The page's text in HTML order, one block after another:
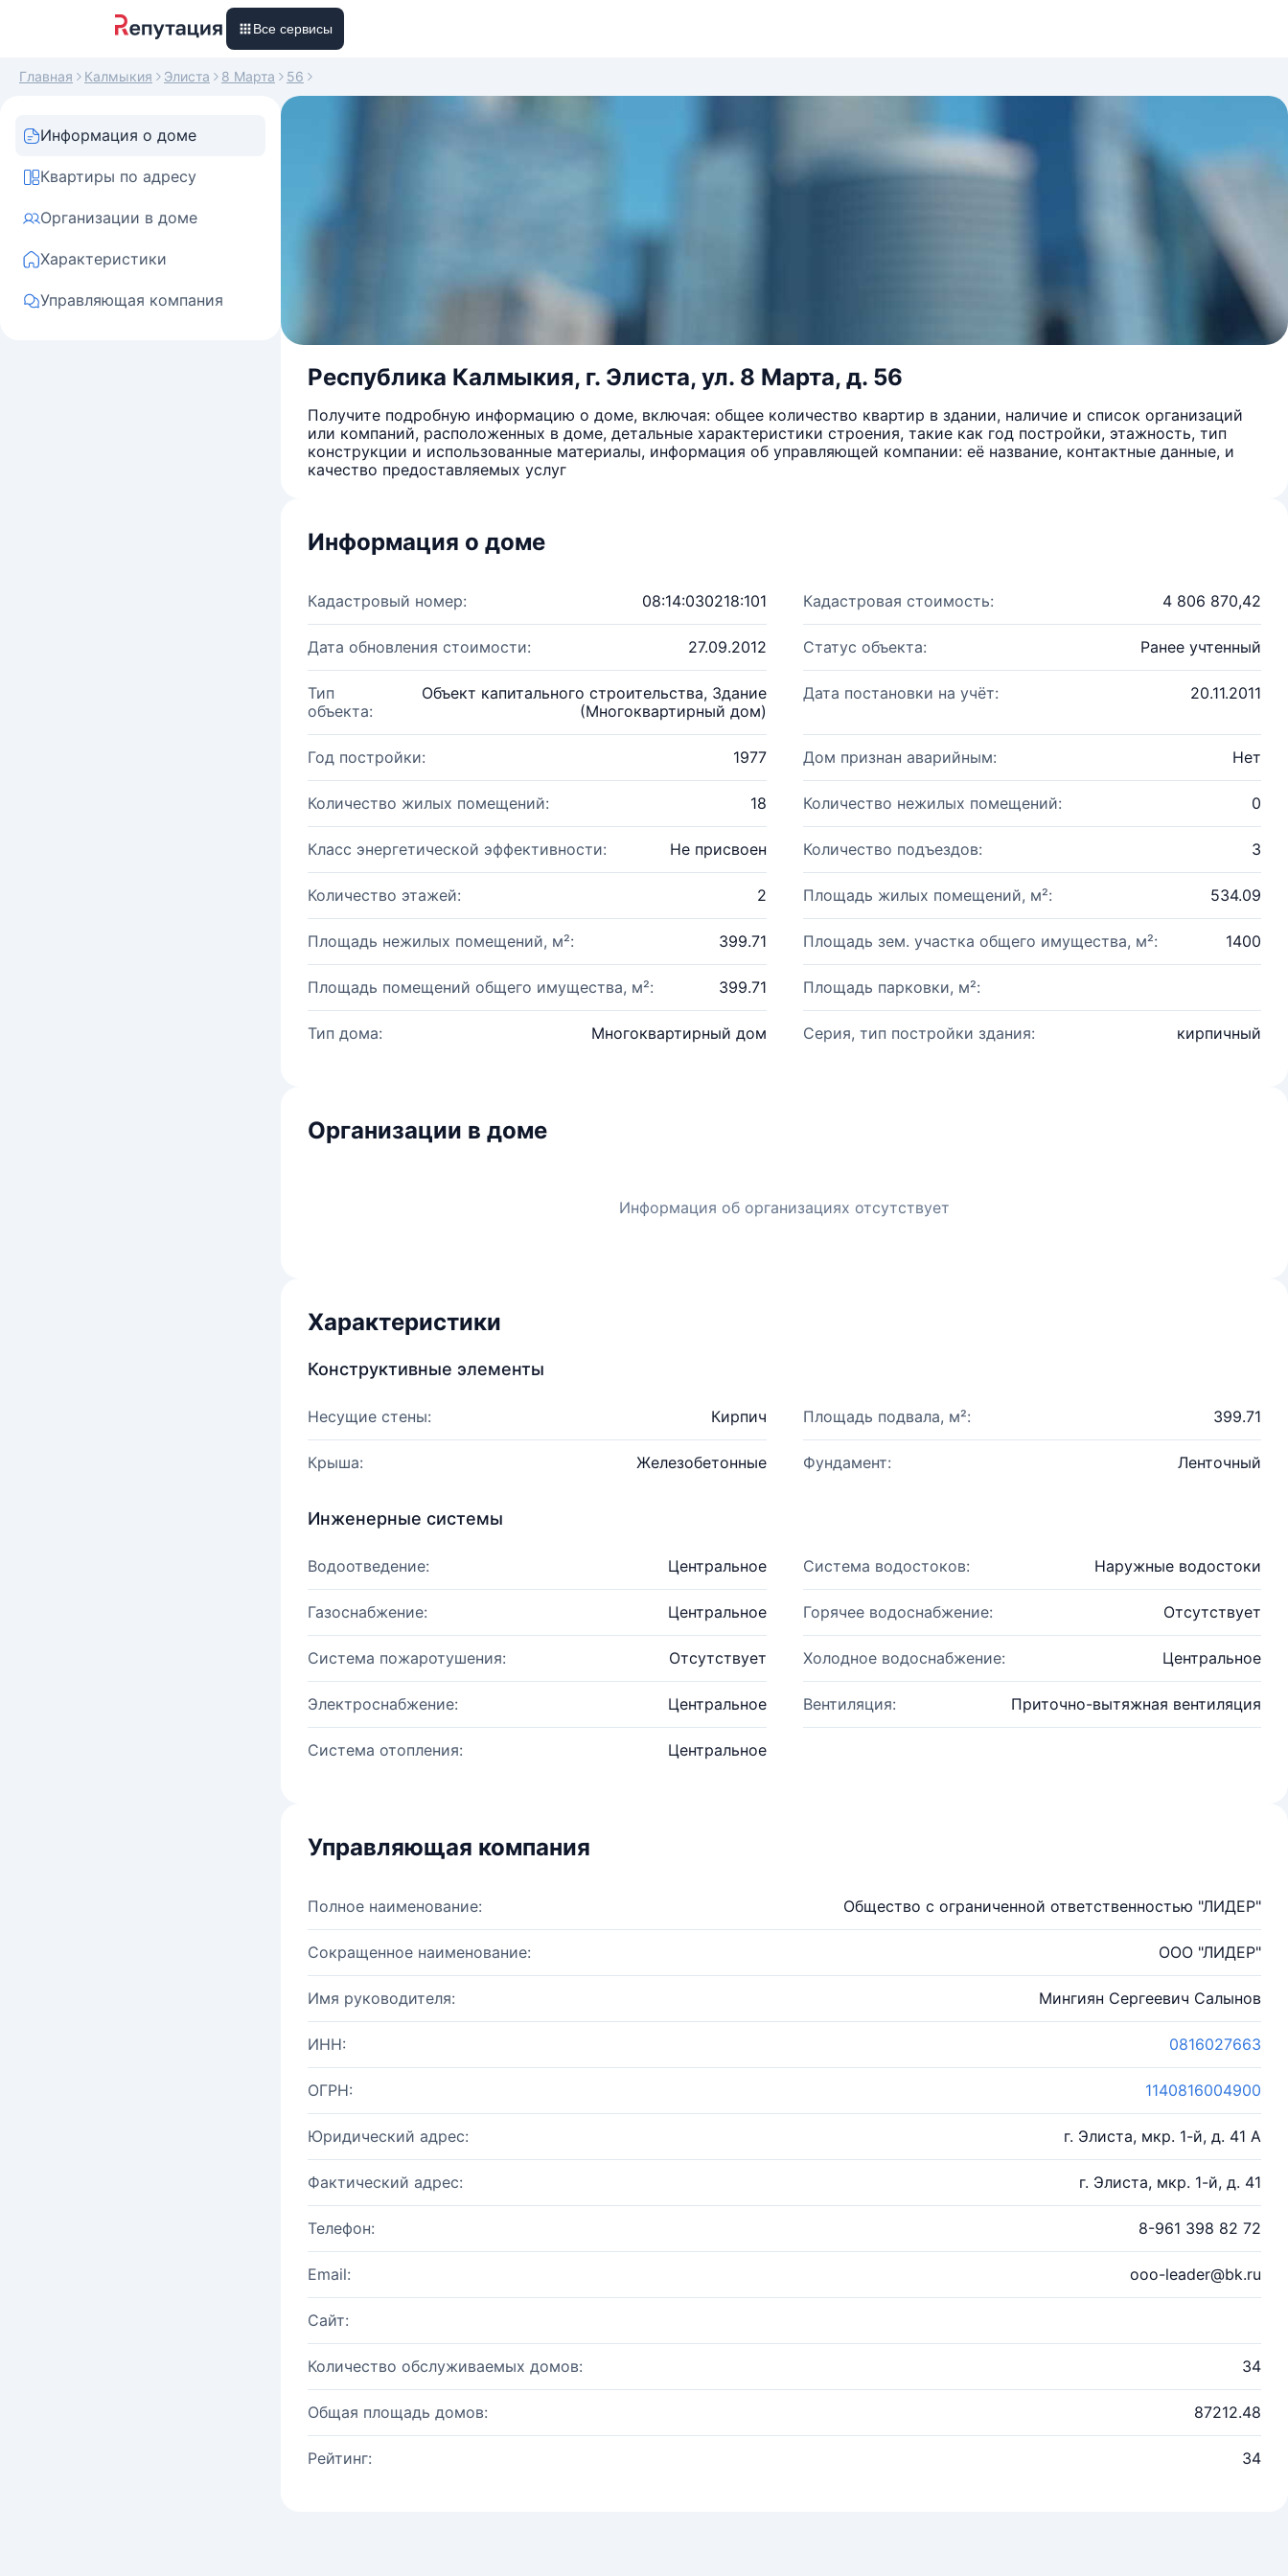
Все сервисы
Главная Калмыкия Элиста 8 Марта 56
Информация о доме
Квартиры по адресу
Организации в доме
Характеристики
Управляющая компания
Республика Калмыкия, г. Элиста, ул. 8 Марта, д. 56
Получите подробную информацию о доме, включая: общее количество квартир в здании, наличие и список организаций
или компаний, расположенных в доме, детальные характеристики строения, такие как год постройки, этажность, тип
конструкции и использованные материалы, информация об управляющей компании: её название, контактные данные, и
качество предоставляемых услуг
Информация о доме
Кадастровый номер: 08:14:030218:101 Кадастровая стоимость: 4 806 870,42
Дата обновления стоимости: 27.09.2012 Статус объекта: Ранее учтенный
Тип
объекта:
Объект капитального строительства, Здание
(Многоквартирный дом)
Дата постановки на учёт: 20.11.2011
Год постройки: 1977 Дом признан аварийным: Нет
Количество жилых помещений: 18 Количество нежилых помещений: 0
Класс энергетической эффективности: Не присвоен Количество подъездов: 3
Количество этажей: 2 Площадь жилых помещений, м²: 534.09
Площадь нежилых помещений, м²: 399.71 Площадь зем. участка общего имущества, м²: 1400
Площадь помещений общего имущества, м²: 399.71 Площадь парковки, м²:
Тип дома: Многоквартирный дом Серия, тип постройки здания: кирпичный
Организации в доме
Информация об организациях отсутствует
Характеристики
Конструктивные элементы
Несущие стены: Кирпич Площадь подвала, м²: 399.71
Крыша: Железобетонные Фундамент: Ленточный
Инженерные системы
Водоотведение: Центральное Система водостоков: Наружные водостоки
Газоснабжение: Центральное Горячее водоснабжение: Отсутствует
Система пожаротушения: Отсутствует Холодное водоснабжение: Центральное
Электроснабжение: Центральное Вентиляция: Приточно-вытяжная вентиляция
Система отопления: Центральное
Управляющая компания
Полное наименование: Общество с ограниченной ответственностью "ЛИДЕР"
Сокращенное наименование: ООО "ЛИДЕР"
Имя руководителя: Мингиян Сергеевич Салынов
ИНН: 0816027663
ОГРН: 1140816004900
Юридический адрес: г. Элиста, мкр. 1-й, д. 41 А
Фактический адрес: г. Элиста, мкр. 1-й, д. 41
Телефон: 8-961 398 82 72
Email: ooo-leader@bk.ru
Сайт:
Количество обслуживаемых домов: 34
Общая площадь домов: 87212.48
Рейтинг: 34